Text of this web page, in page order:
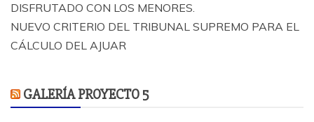
DISFRUTADO CON LOS MENORES.
NUEVO CRITERIO DEL TRIBUNAL SUPREMO PARA EL
CÁLCULO DEL AJUAR
GALERÍA PROYECTO 5